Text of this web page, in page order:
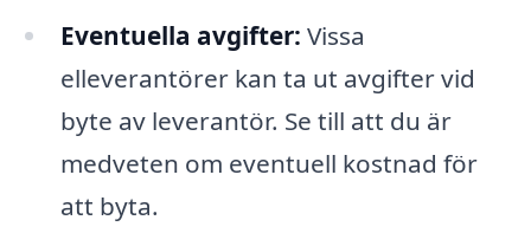
Eventuella avgifter: Vissa
elleverantörer kan ta ut avgifter vid
byte av leverantör. Se till att du är
medveten om eventuell kostnad för
att byta.